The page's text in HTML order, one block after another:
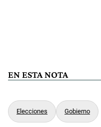
EN ESTA NOTA
Elecciones Gobierno